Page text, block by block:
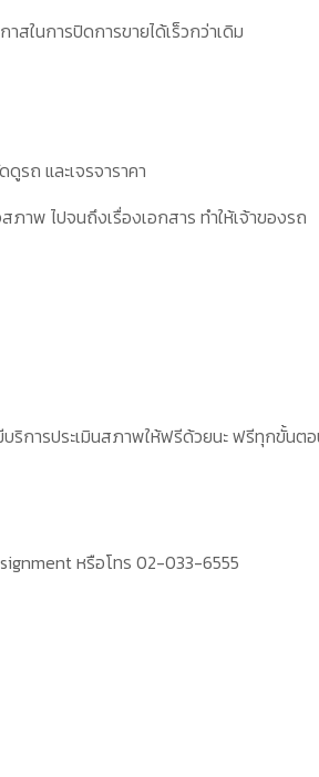
สในการปิดการขายได้เร็วกว่าเดิม
รถ และเจรจาราคา
าพ ไปจนถึงเรื่องเอกสาร ทำให้เจ้าของรถ
บริการประเมินสภาพให้ฟรีด้วยนะ ฟรีทุกขั้นต
หรือโทร 02-033-6555